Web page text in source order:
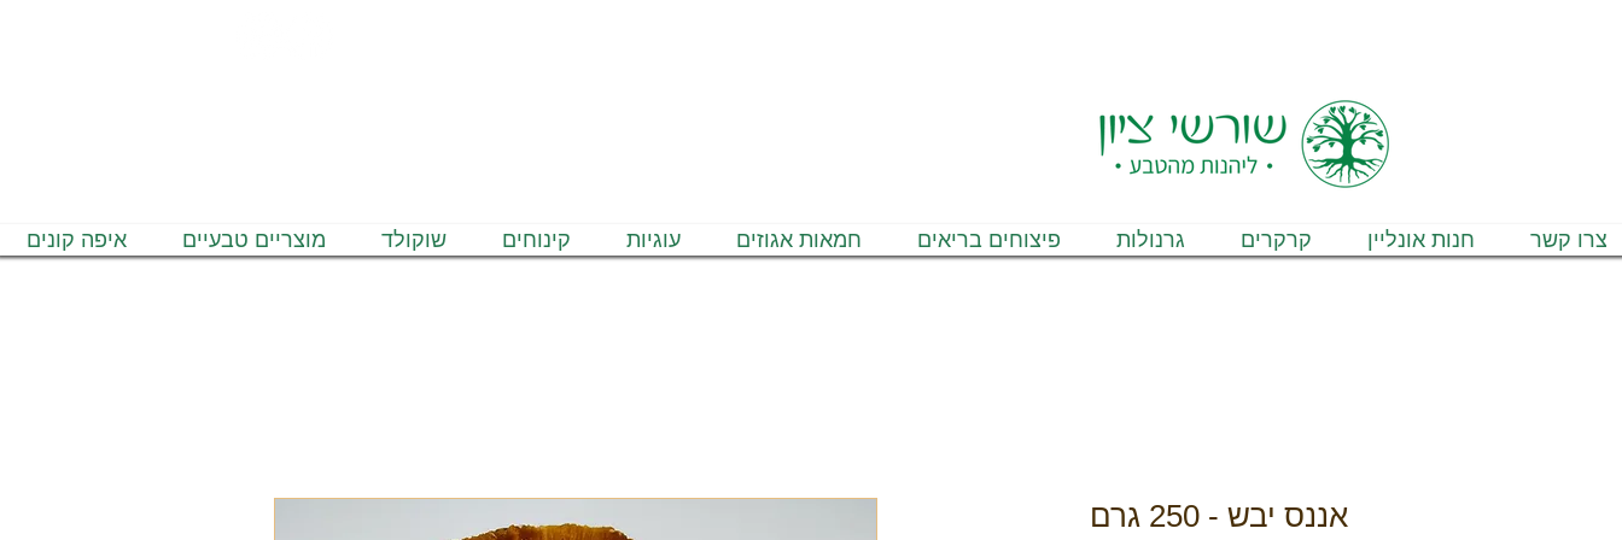
איפה קונים מוצריים טבעיים שוקולד קינוחים עוגיות חמאות אגוזים פיצוחים בריאים גרנולות קרקרים חנות אונליין צרו קשר
אננס יבש - 250 גרם